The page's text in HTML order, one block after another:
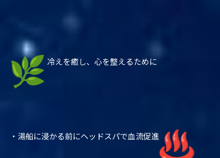
冷えを癒し、心を整えるために
・湯船に浸かる前にヘッドスパで血流促進